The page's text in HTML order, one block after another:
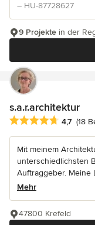
– HU-87728627
9 Projekte in der
s.a.r.architektur
Durchschnittliche
4,7 (18
Mit meinem
unterschiedlichsten
Auftraggeber. Meine
Mehr
47800 Krefeld